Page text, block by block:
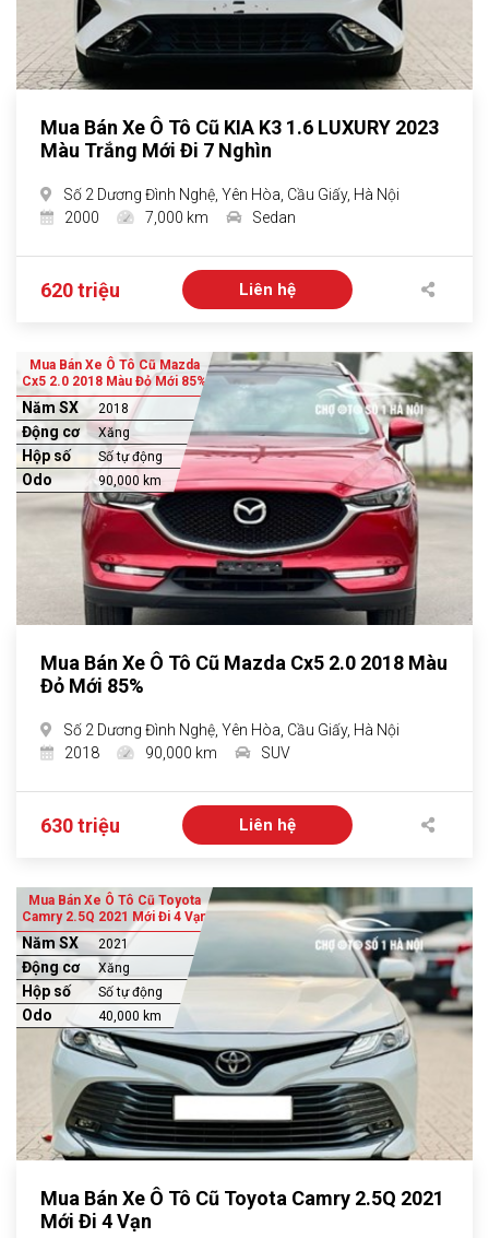
Mua Bán Xe Ô Tô Cũ KIA K3 1.6 LUXURY 2023
Màu Trắng Mới Đi 7 Nghìn
Số 2 Dương Đình Nghệ, Yên Hòa, Cầu Giấy, Hà Nội
2000
7,000 km Sedan
620 triệu Liên hệ
Mua Bán Xe Ô Tô Cũ Mazda
Cx5 2.0 2018 Màu Đỏ Mới 85%
Năm SX 2018
Động cơ Xăng
Hộp số Số tự động
Odo 90,000 km
Mua Bán Xe Ô Tô Cũ Mazda Cx5 2.0 2018 Màu
Đỏ Mới 85%
Số 2 Dương Đình Nghệ, Yên Hòa, Cầu Giấy, Hà Nội
2018
90,000 km SUV
630 triệu Liên hệ
Mua Bán Xe Ô Tô Cũ Toyota
Camry 2.5Q 2021 Mới Đi 4 Vạn
Năm SX 2021
Động cơ Xăng
Hộp số Số tự động
Odo 40,000 km
Mua Bán Xe Ô Tô Cũ Toyota Camry 2.5Q 2021
Mới Đi 4 Vạn